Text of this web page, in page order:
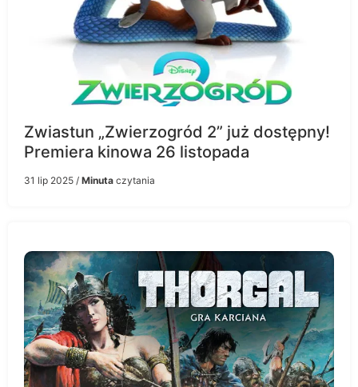
Zwiastun „Zwierzogród 2” już dostępny!
Premiera kinowa 26 listopada
31 lip 2025 / Minuta czytania